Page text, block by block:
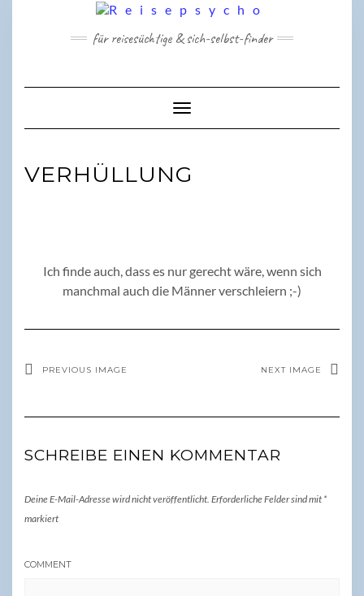
für reisesüchtige & sich-selbst-finder
Toggle Navigation
VERHÜLLUNG
Ich finde auch, dass es nur gerecht wäre, wenn sich
manchmal auch die Männer verschleiern ;-)
PREVIOUS IMAGE NEXT IMAGE
SCHREIBE EINEN KOMMENTAR
Deine E-Mail-Adresse wird nicht veröffentlicht. Erforderliche Felder sind mit *
markiert
COMMENT